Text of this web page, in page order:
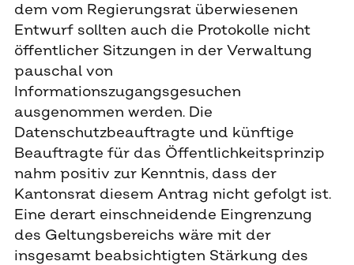
dem vom Regierungsrat überwiesenen
Entwurf sollten auch die Protokolle nicht
öffentlicher Sitzungen in der Verwaltung
pauschal von
Informationszugangsgesuchen
ausgenommen werden. Die
Datenschutzbeauftragte und künftige
Beauftragte für das Öffentlichkeitsprinzip
nahm positiv zur Kenntnis, dass der
Kantonsrat diesem Antrag nicht gefolgt ist.
Eine derart einschneidende Eingrenzung
des Geltungsbereichs wäre mit der
insgesamt beabsichtigten Stärkung des